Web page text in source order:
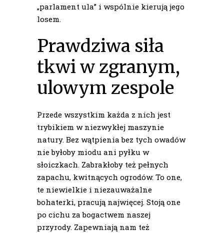
„parlament ula” i wspólnie kierują jego
losem.
Prawdziwa siła
tkwi w zgranym,
ulowym zespole
Przede wszystkim każda z nich jest
trybikiem w niezwykłej maszynie
natury. Bez wątpienia bez tych owadów
nie byłoby miodu ani pyłku w
słoiczkach. Zabrakłoby też pełnych
zapachu, kwitnących ogrodów. To one,
te niewielkie i niezauważalne
bohaterki, pracują najwięcej. Stoją one
po cichu za bogactwem naszej
przyrody. Zapewniają nam też